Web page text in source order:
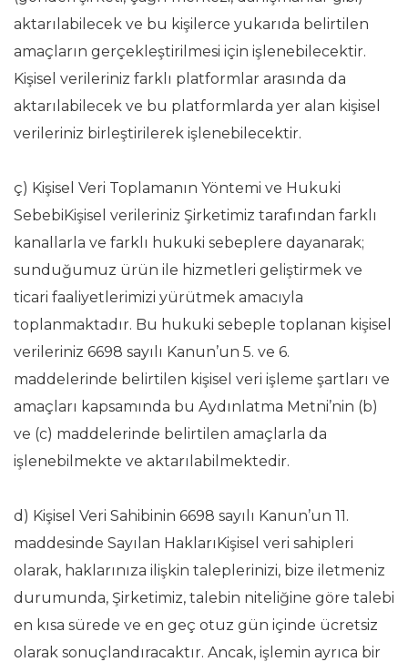
aktarılabilecek ve bu kişilerce yukarıda belirtilen
amaçların gerçekleştirilmesi için işlenebilecektir.
Kişisel verileriniz farklı platformlar arasında da
aktarılabilecek ve bu platformlarda yer alan kişisel
verileriniz birleştirilerek işlenebilecektir.
ç) Kişisel Veri Toplamanın Yöntemi ve Hukuki
SebebiKişisel verileriniz Şirketimiz tarafından farklı
kanallarla ve farklı hukuki sebeplere dayanarak;
sunduğumuz ürün ile hizmetleri geliştirmek ve
ticari faaliyetlerimizi yürütmek amacıyla
toplanmaktadır. Bu hukuki sebeple toplanan kişisel
verileriniz 6698 sayılı Kanun’un 5. ve 6.
maddelerinde belirtilen kişisel veri işleme şartları ve
amaçları kapsamında bu Aydınlatma Metni’nin (b)
ve (c) maddelerinde belirtilen amaçlarla da
işlenebilmekte ve aktarılabilmektedir.
d) Kişisel Veri Sahibinin 6698 sayılı Kanun’un 11.
maddesinde Sayılan HaklarıKişisel veri sahipleri
olarak, haklarınıza ilişkin taleplerinizi, bize iletmeniz
durumunda, Şirketimiz, talebin niteliğine göre talebi
en kısa sürede ve en geç otuz gün içinde ücretsiz
olarak sonuçlandıracaktır. Ancak, işlemin ayrıca bir